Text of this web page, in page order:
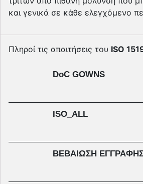
και γενικά σε κάθε ελεγχόµενο
Πληροί τις απαιτήσεις του ISO
DoC GOWNS
ISO_ALL
ΒΕΒΑΙΩΣΗ